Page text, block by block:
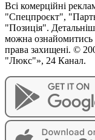
Всі комерційні
"Спецпроєкт",
"Позиція".
можна ознайомитись
права захищені. ©
"Люкс"», 24 Канал.